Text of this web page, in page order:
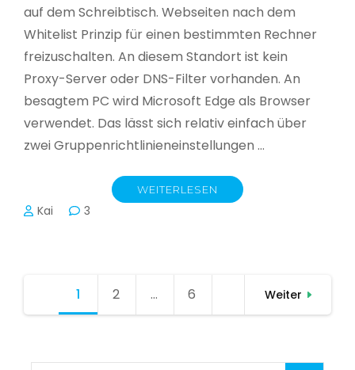
auf dem Schreibtisch. Webseiten nach dem
Whitelist Prinzip für einen bestimmten Rechner
freizuschalten. An diesem Standort ist kein
Proxy-Server oder DNS-Filter vorhanden. An
besagtem PC wird Microsoft Edge als Browser
verwendet. Das lässt sich relativ einfach über
zwei Gruppenrichtlinieneinstellungen …
WEITERLESEN
Kai 3
Seitennummerierung
1 Seite
2 … Seite
6 Weiter